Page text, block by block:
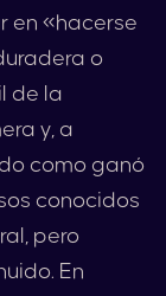
en «hacerse
o
de la
y, a
como ganó
conocidos
pero
En